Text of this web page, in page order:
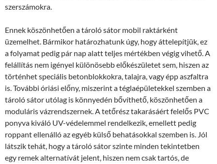
szerszámokra.
Ennek köszönhetően a tároló sátor mobil raktárként
üzemelhet. Bármikor határozhatunk úgy, hogy áttelepítjük, ez
a folyamat pedig pár nap alatt teljes mértékben végig vihető. A
felállítás nem igényel különösebb előkészületet sem, hiszen az
történhet speciális betonblokkokra, talajra, vagy épp aszfaltra
is. További óriási előny, miszerint a téglaépületekkel szemben a
tároló sátor utólag is könnyedén bővíthető, köszönhetően a
moduláris vázrendszernek. A tetőrész takarásáért felelős PVC
ponyva kiváló UV-védelemmel rendelkezik, emellett pedig
roppant ellenálló az egyéb külső behatásokkal szemben is. Jól
látszik tehát, hogy a tároló sátor szinte minden tekintetben
egy remek alternatívát jelent, hiszen nem csak tartós, de